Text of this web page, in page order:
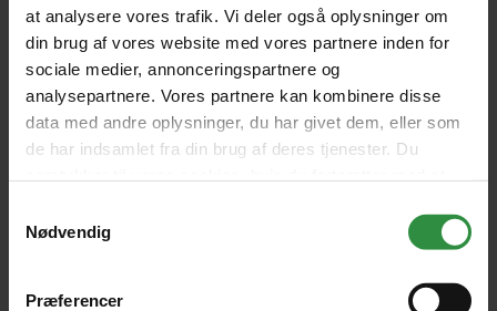
at analysere vores trafik. Vi deler også oplysninger om
din brug af vores website med vores partnere inden for
sociale medier, annonceringspartnere og
analysepartnere. Vores partnere kan kombinere disse
data med andre oplysninger, du har givet dem, eller som
de har indsamlet fra din brug af deres tjenester. Du
Nødvendig
Præferencer
Beskrivelse
Specifikationer: